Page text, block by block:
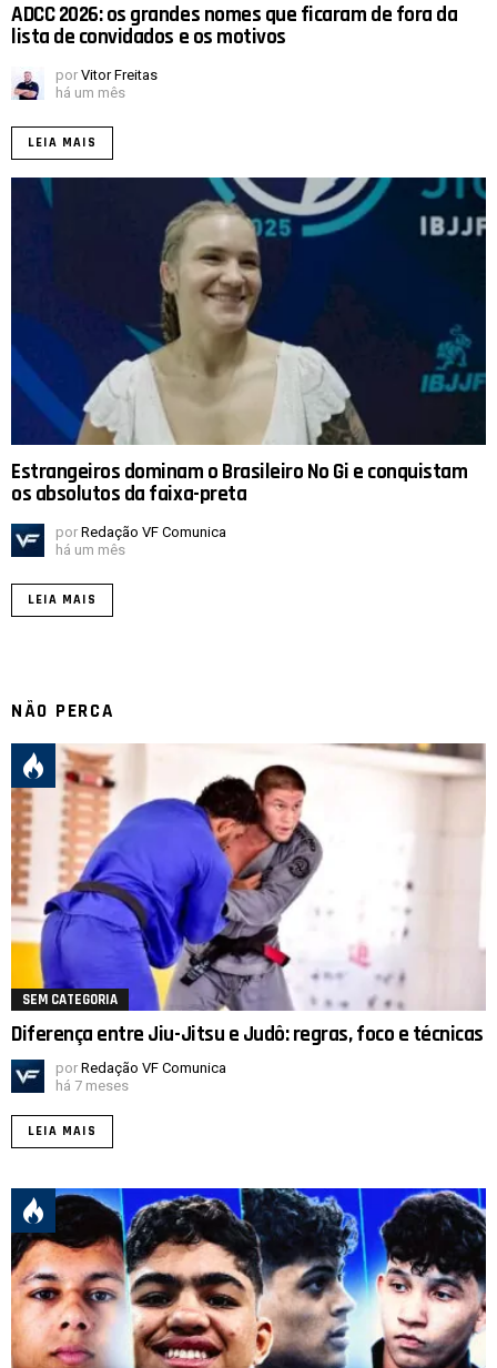
ADCC 2026: os grandes nomes que ficaram de fora da
lista de convidados e os motivos
por Vitor Freitas
há um mês
LEIA MAIS
Estrangeiros dominam o Brasileiro No Gi e conquistam
os absolutos da faixa-preta
por Redação VF Comunica
há um mês
LEIA MAIS
NÃO PERCA
SEM CATEGORIA
Diferença entre Jiu-Jitsu e Judô: regras, foco e técnicas
por Redação VF Comunica
há 7 meses
LEIA MAIS